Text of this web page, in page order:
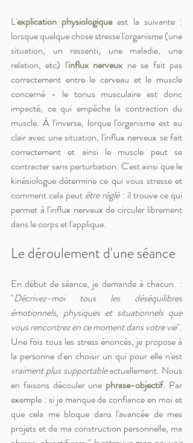
L'explication physiologique est la suivante :
lorsque quelque chose stresse l'organisme (une
situation, un ressenti, une maladie, une
relation, etc) l'influx nerveux ne se fait pas
correctement entre le cerveau et le muscle
concerné - le tonus musculaire est donc
impacté, ce qui empêche la contraction du
muscle. À l'inverse, lorque l'organisme est au
clair avec une situation, l'influx nerveux se fait
correctement et ainsi le muscle peut se
contracter sans perturbation. C'est ainsi que le
kinésiologue détermine ce qui vous stresse et
comment cela peut être réglé : il trouve ce qui
permet à l'influx nerveux de circuler librement
dans le corps et l'applique.
Le déroulement d'une séance
En début de séance, je demande à chacun  :
"Décrivez-moi tous les déséquilibres
émotionnels, physiques et situationnels que
vous rencontrez en ce moment dans votre vie".
Une fois tous les stress énoncés, je propose à
vraiment plus supportable actuellement. Nous
en faisons découler une phrase-objectif. Par
exemple : si je manque de confiance en moi et
que cela me bloque dans l'avancée de mes
projets et de ma construction personnelle, ma